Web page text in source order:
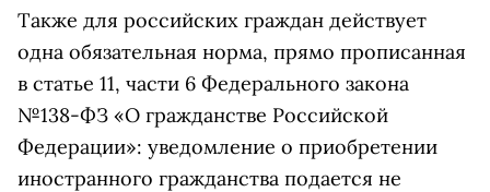
Также для российских граждан действует
одна обязательная норма, прямо прописанная
в статье 11, части 6 Федерального закона
№138-ФЗ «О гражданстве Российской
Федерации»: уведомление о приобретении
иностранного гражданства подается не